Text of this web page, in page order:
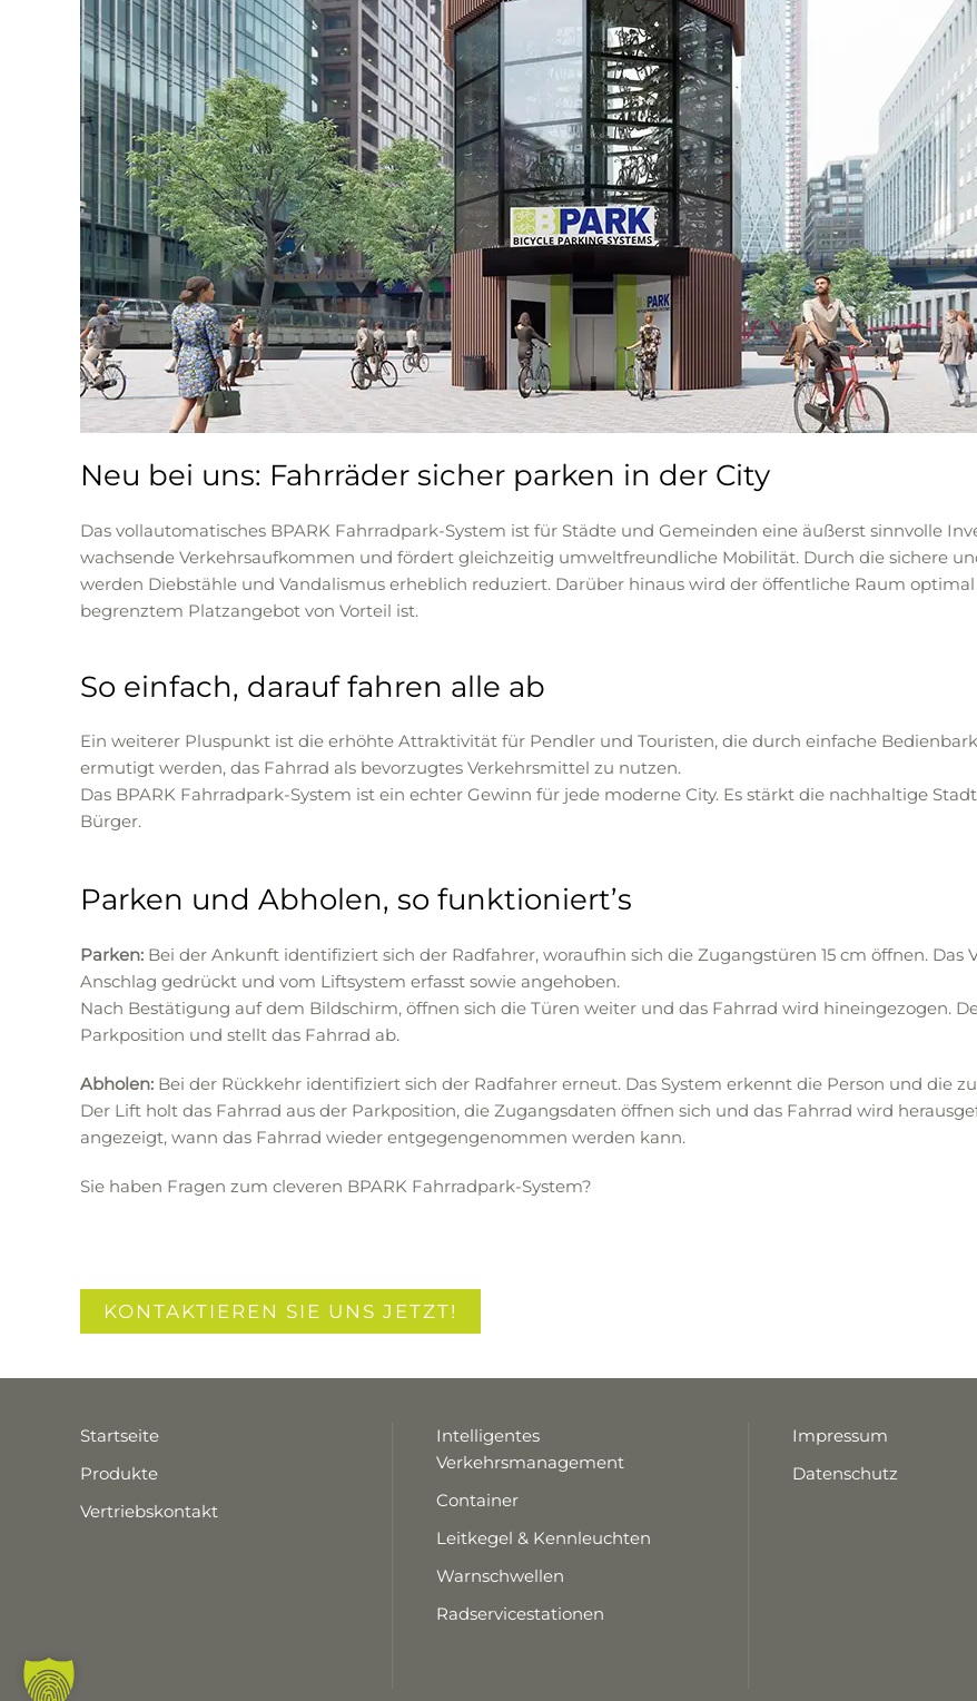
Neu bei uns: Fahrräder sicher parken in der City
Das vollautomatisches BPARK Fahrradpark-System ist für Städte und Gemeinden eine äußerst sinnvolle
wachsende Verkehrsaufkommen und fördert gleichzeitig umweltfreundliche Mobilität. Durch die sichere
werden Diebstähle und Vandalismus erheblich reduziert. Darüber hinaus wird der öffentliche Raum
begrenztem Platzangebot von Vorteil ist.
So einfach, darauf fahren alle ab
Ein weiterer Pluspunkt ist die erhöhte Attraktivität für Pendler und Touristen, die durch einfache
ermutigt werden, das Fahrrad als bevorzugtes Verkehrsmittel zu nutzen.
Das BPARK Fahrradpark-System ist ein echter Gewinn für jede moderne City. Es stärkt die nachhaltige
Bürger.
Parken und Abholen, so funktioniert’s
Parken: Bei der Ankunft identifiziert sich der Radfahrer, woraufhin sich die Zugangstüren 15 cm öffnen. Das
Anschlag gedrückt und vom Liftsystem erfasst sowie angehoben.
Nach Bestätigung auf dem Bildschirm, öffnen sich die Türen weiter und das Fahrrad wird hineingezogen.
Parkposition und stellt das Fahrrad ab.
Abholen: Bei der Rückkehr identifiziert sich der Radfahrer erneut. Das System erkennt die Person und die
Der Lift holt das Fahrrad aus der Parkposition, die Zugangsdaten öffnen sich und das Fahrrad wird
angezeigt, wann das Fahrrad wieder entgegengenommen werden kann.
Sie haben Fragen zum cleveren BPARK Fahrradpark-System?
KONTAKTIEREN SIE UNS JETZT!
Startseite
Produkte
Vertriebskontakt
Intelligentes
Verkehrsmanagement
Container
Leitkegel & Kennleuchten
Warnschwellen
Radservicestationen
Impressum
Datenschutz